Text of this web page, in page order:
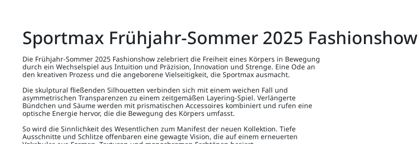
Sportmax Frühjahr-Sommer 2025 Fashionshow
Die Frühjahr-Sommer 2025 Fashionshow zelebriert die Freiheit eines Körpers in Bewegung
durch ein Wechselspiel aus Intuition und Präzision, Innovation und Strenge. Eine Ode an
den kreativen Prozess und die angeborene Vielseitigkeit, die Sportmax ausmacht.
Die skulptural fließenden Silhouetten verbinden sich mit einem weichen Fall und
asymmetrischen Transparenzen zu einem zeitgemäßen Layering-Spiel. Verlängerte
Bündchen und Säume werden mit prismatischen Accessoires kombiniert und rufen eine
optische Energie hervor, die die Bewegung des Körpers umfasst.
So wird die Sinnlichkeit des Wesentlichen zum Manifest der neuen Kollektion. Tiefe
Ausschnitte und Schlitze offenbaren eine gewagte Vision, die auf einem erneuerten